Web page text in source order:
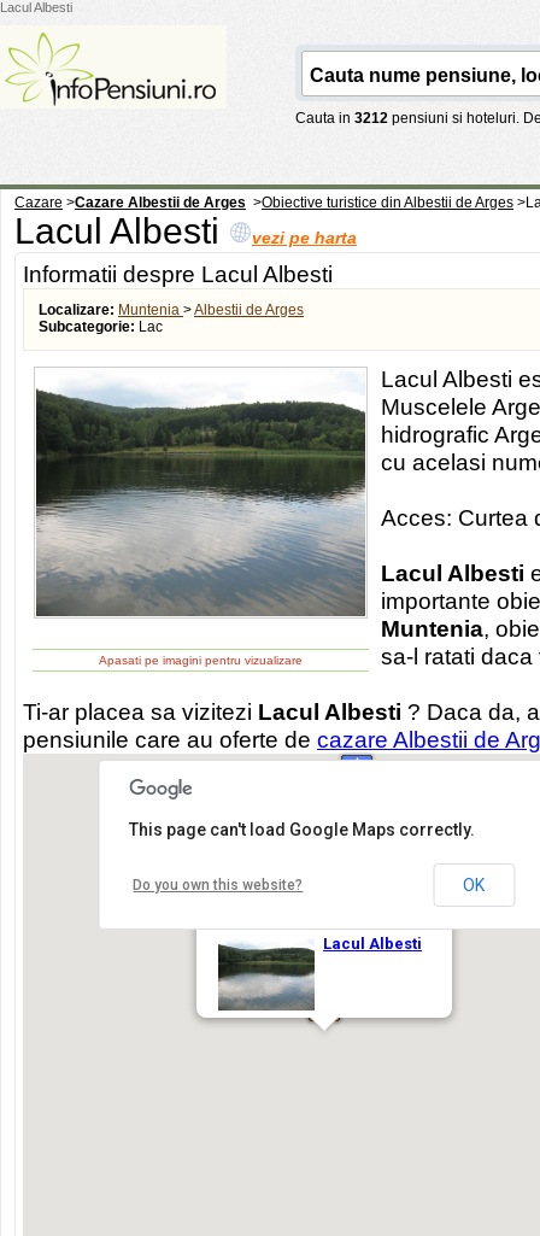
Lacul Albesti
Cauta in 3212 pensiuni si hoteluri.
Cazare >Cazare Albestii de Arges >Obiective turistice din Albestii de Arges >
Lacul Albesti vezi pe harta
Informatii despre Lacul Albesti
Localizare: Muntenia >Albestii de Arges
Subcategorie: Lac
Apasati pe imagini pentru vizualizare
Lacul Albesti
Muscelele
hidrografic
cu acelasi
Acces: Curtea
Lacul Albesti
importante
Muntenia,
sa-l ratati
Ti-ar placea sa vizitezi Lacul Albesti ? Daca da,
pensiunile care au oferte de cazare Albestii de